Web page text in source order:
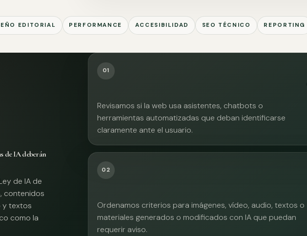
EDITORIAL PERFORMANCE ACCESIBILIDAD SEO TÉCNICO REPORTING
de IA deberán
de IA de
contenidos
y textos
como la
01
Revisamos si la web usa asistentes, chatbots o
herramientas automatizadas que deban identificarse
claramente ante el usuario.
02
Ordenamos criterios para imágenes, vídeo, audio, textos o
materiales generados o modificados con IA que puedan
requerir aviso.